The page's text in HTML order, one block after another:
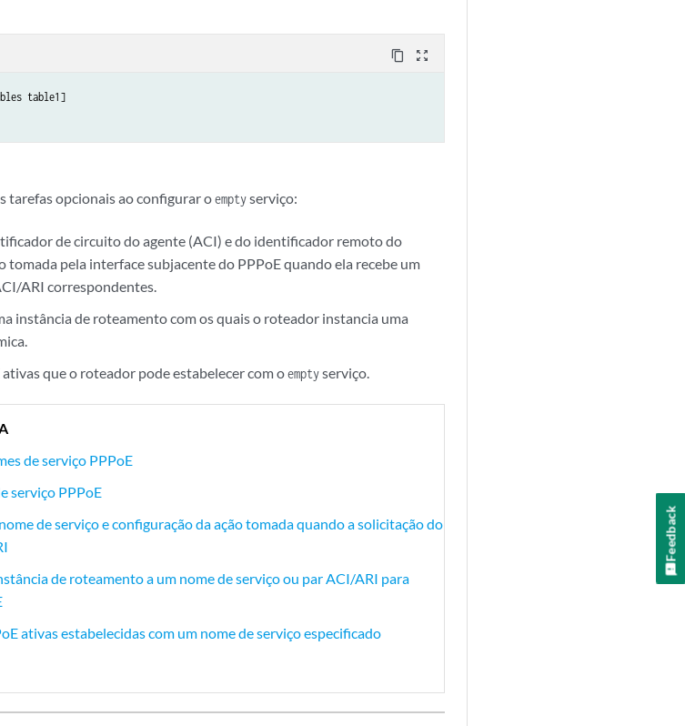
content_copy zoom_out_map
table1]
tarefas opcionais ao configurar oemptyserviço:
de circuito do agente (ACI) e do identificador remoto do
tomada pela interface subjacente do PPPoE quando ela recebe um
ARI correspondentes.
instância de roteamento com os quais o roteador instancia uma
que o roteador pode estabelecer com oemptyserviço.
de serviço PPPoE
serviço PPPoE
de serviço e configuração da ação tomada quando a solicitação do
de roteamento a um nome de serviço ou par ACI/ARI para
ativas estabelecidas com um nome de serviço especificado
Feedback